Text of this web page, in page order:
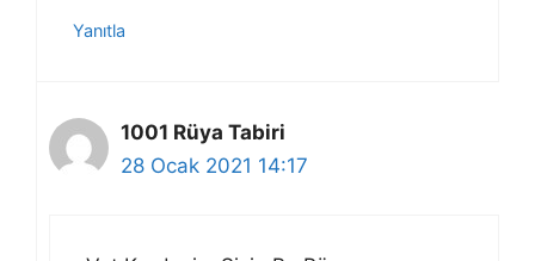
Yanıtla
1001 Rüya Tabiri
28 Ocak 2021 14:17